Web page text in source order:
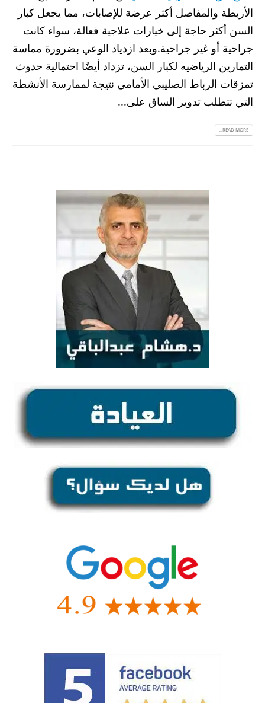
الأربطة والمفاصل أكثر عرضة للإصابات، مما يجعل كبار
السن أكثر حاجة إلى خيارات علاجية فعالة، سواء كانت
جراحية أو غير جراحية.وبعد ازدياد الوعي بضرورة مماسة
التمارين الرياضيه لكبار السن، تزداد أيضًا احتمالية حدوث
تمزقات الرباط الصليبي الأمامي نتيجة لممارسة الأنشطة
التي تتطلب تدوير الساق على...
READ MORE...